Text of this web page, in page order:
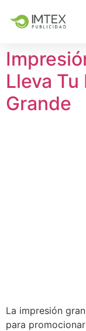
Lleva
Grande
La impresión
para